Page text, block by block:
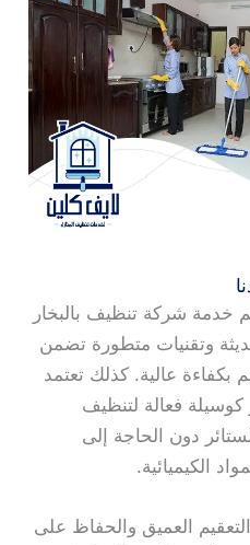
خدمة شركة تنظيف بالبخار
وتقنيات متطورة تضمن
بكفاءة عالية. كذلك تعتمد
فعالة لتنظيف
دون الحاجة إلى
الكيميائية.
العميق والحفاظ على